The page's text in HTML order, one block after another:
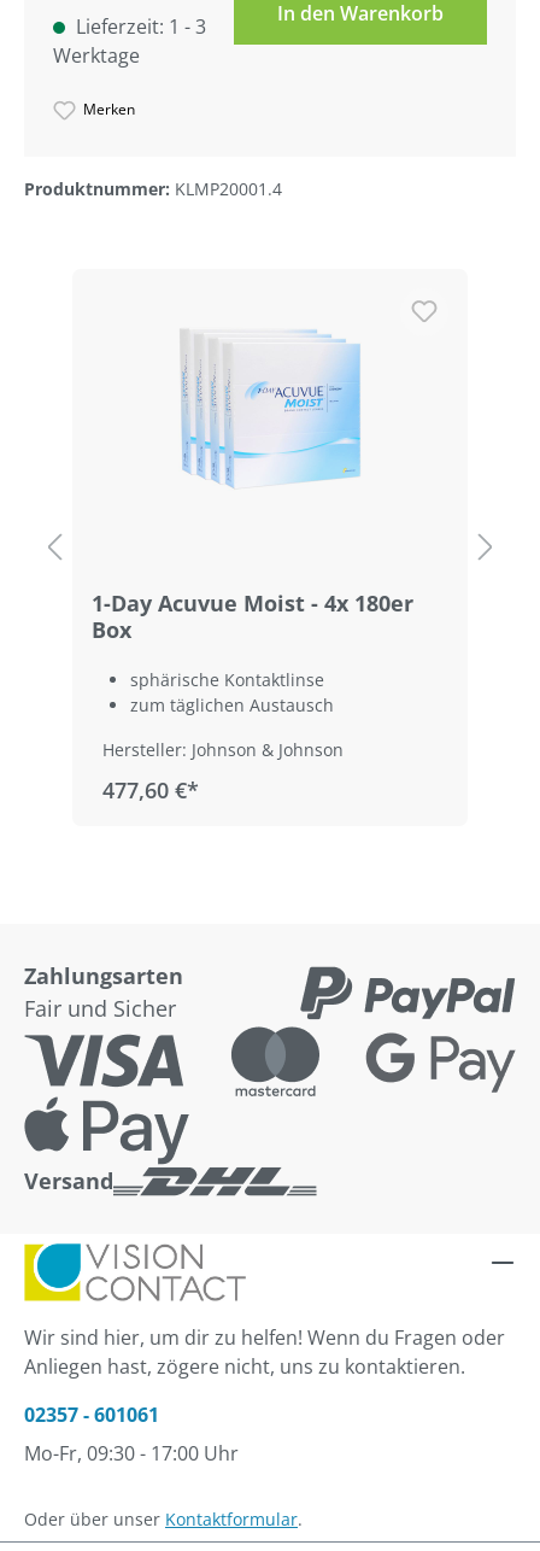
Lieferzeit: 1 - 3
Werktage
Merken
In den Warenkorb
Produktnummer: KLMP20001.4
1-Day Acuvue Moist - 4x 180er
Box
sphärische Kontaktlinse
zum täglichen Austausch
Hersteller: Johnson & Johnson
477,60 €*
Zahlungsarten
Fair und Sicher
Versand
Wir sind hier, um dir zu helfen! Wenn du Fragen oder
Anliegen hast, zögere nicht, uns zu kontaktieren.
02357 - 601061
Mo-Fr, 09:30 - 17:00 Uhr
Oder über unser Kontaktformular.